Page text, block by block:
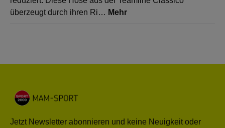
überzeugt durch ihren Ri… Mehr
Jetzt Newsletter abonnieren und keine Neuigkeit oder